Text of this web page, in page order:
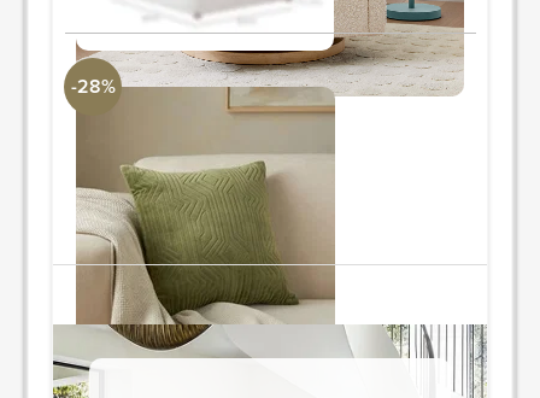
-28%
Surya Collection
Grilo Velvet Pillow - Emerald
Cantidad: 2
PIDE Y AHORRA